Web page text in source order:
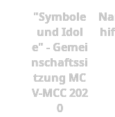
"Symbole
und Idol
e" - Gemei
nschaftssi
tzung MC
V-MCC 202
0